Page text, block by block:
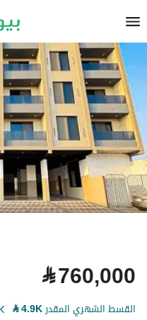
⃁760,000
القسط الشهري المقدر4.9K
⃁